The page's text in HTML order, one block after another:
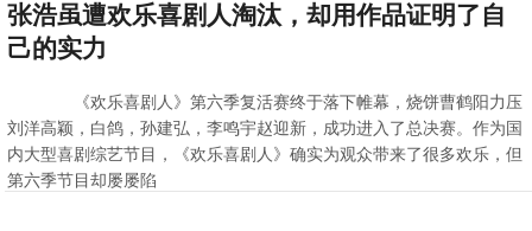
2020-10-10 11:41:24
张浩虽遭欢乐喜剧人淘汰，却用作品证明了自
己的实力
《欢乐喜剧人》第六季复活赛终于落下帷幕，烧饼曹鹤阳力压
刘洋高颖，白鸽，孙建弘，李鸣宇赵迎新，成功进入了总决赛。作为国
内大型喜剧综艺节目，《欢乐喜剧人》确实为观众带来了很多欢乐，但
第六季节目却屡屡陷